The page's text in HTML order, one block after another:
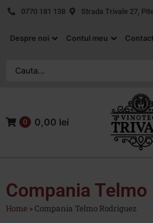
0770 181 138 Strada Trivale 27,
Despre noi Contul meu Contact
Vin Alb
0 0,00 lei
Compania Telmo
Home » Compania Telmo Rodriguez